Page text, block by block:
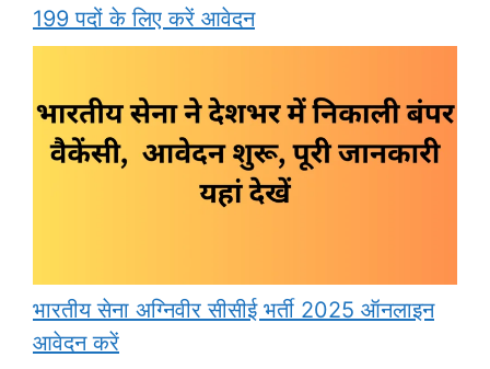
199 पदों के लिए करें आवेदन
भारतीय सेना अग्निवीर सीसीई भर्ती 2025 ऑनलाइन
आवेदन करें